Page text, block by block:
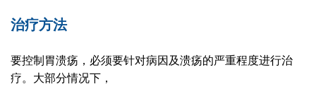
治疗方法
要控制胃溃疡，必须要针对病因及溃疡的严重程度进行治
疗。大部分情况下，